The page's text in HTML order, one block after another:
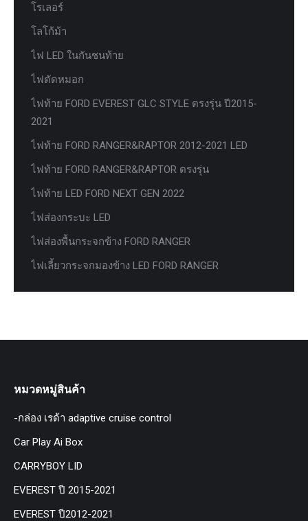
โรเลอร์
โลโก้ม้า
ไฟ LED ในกันชนท้าย
ไฟตัดหมอก
ไฟท้าย FORD EVEREST GLC STYLE ตรงรุ่น ปี2015-
2021
ไฟท้าย FORD RANGER&RAPTOR 2012-2021 LED
ไฟท้าย FORD RANGER&RAPTOR ตรงรุ่น
ไฟท้าย LED FORD NEXT GEN 2022
ไฟส่องกระบะ LED
ไฟส่องพื้นกระจกข้าง FORD RANGER
ไฟเลี้ยวกระจกมองข้าง LED FORD RANGER
หมวดหมู่สินค้า
-กล่อง เรด้า adaptive cruise control
Car Play Ai Box
CARRYBOY LID
EVEREST ปี 2015-2021
EVEREST ปี2012-2021